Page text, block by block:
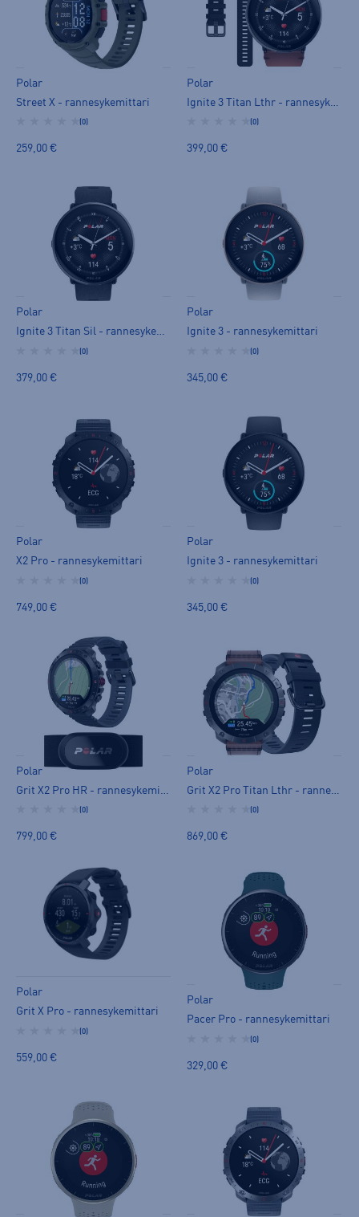
Polar
Street X - rannesykemittari
(0)
259,00 €
Polar
Ignite 3 Titan Lthr - rannesykemittari
(0)
399,00 €
Polar
Ignite 3 Titan Sil - rannesykemittari
(0)
379,00 €
Polar
Ignite 3 - rannesykemittari
(0)
345,00 €
Polar
X2 Pro - rannesykemittari
(0)
749,00 €
Polar
Ignite 3 - rannesykemittari
(0)
345,00 €
Polar
(0)
799,00 €
Polar
(0)
869,00 €
Polar
Grit X Pro - rannesykemittari
(0)
559,00 €
Polar
Pacer Pro - rannesykemittari
(0)
329,00 €